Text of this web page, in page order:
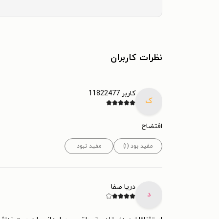
نظرات کاربران
ک
کاربر 11822477
افتضاح
مفید بود (۱) مفید نبود
د
دریا صفا